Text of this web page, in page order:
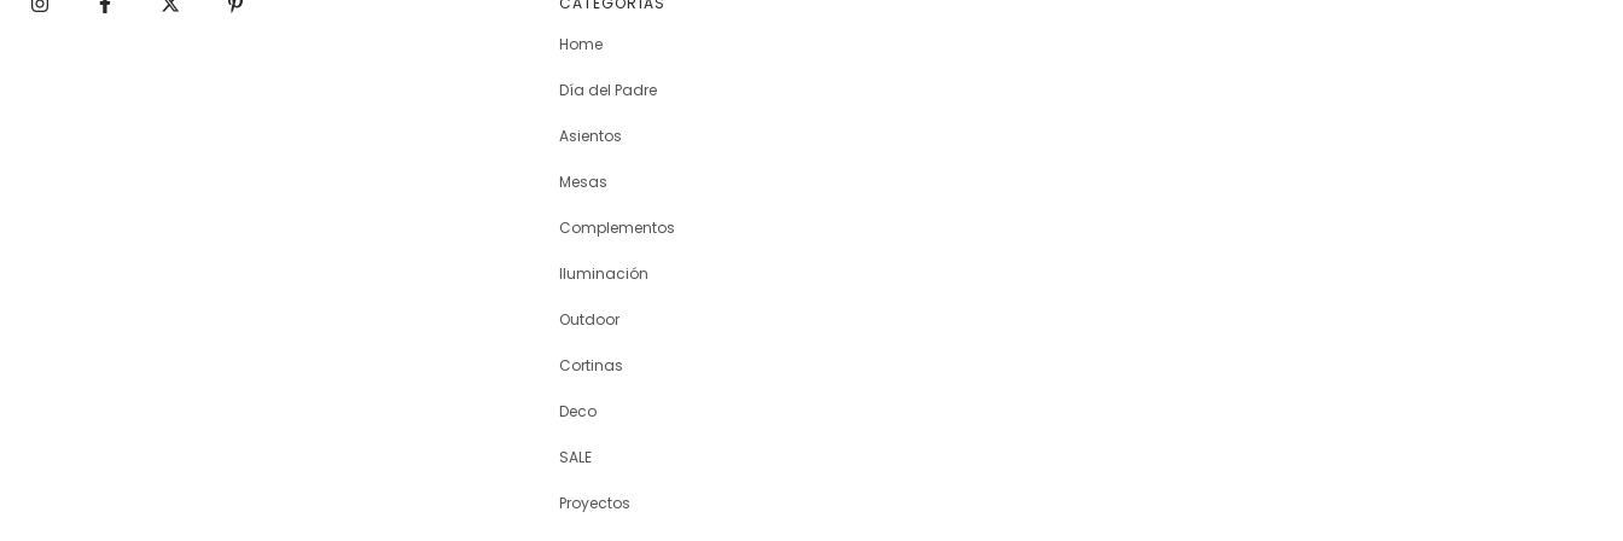
Home
Día del Padre
Asientos
Mesas
Complementos
Iluminación
Outdoor
Cortinas
Deco
SALE
Proyectos